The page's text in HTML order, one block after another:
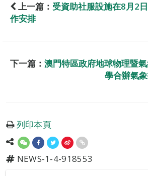
上一篇： 受資助社服設施在8月2
作安排
下一篇： 澳門特區政府地球物理暨
學合辦氣
列印本頁
NEWS-1-4-918553